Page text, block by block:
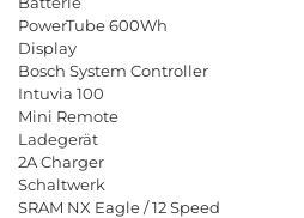
PowerTube 600Wh
Display
Bosch System Controller
Intuvia 100
Mini Remote
Ladegerät
2A Charger
Schaltwerk
SRAM NX Eagle / 12 Speed